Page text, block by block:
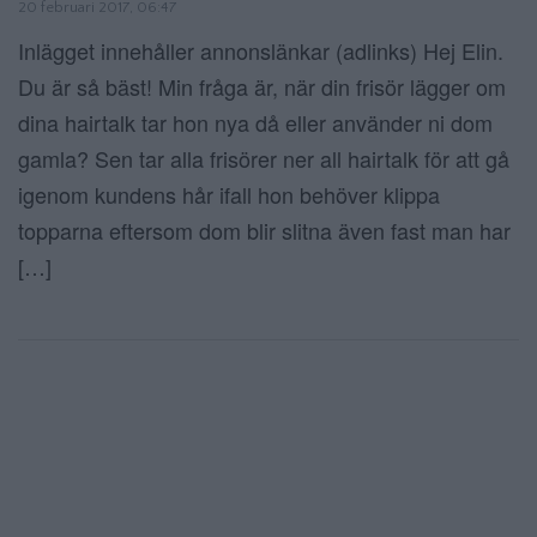
20 februari 2017, 06:47
Inlägget innehåller annonslänkar (adlinks) Hej Elin.
Du är så bäst! Min fråga är, när din frisör lägger om
dina hairtalk tar hon nya då eller använder ni dom
gamla? Sen tar alla frisörer ner all hairtalk för att gå
igenom kundens hår ifall hon behöver klippa
topparna eftersom dom blir slitna även fast man har
[…]